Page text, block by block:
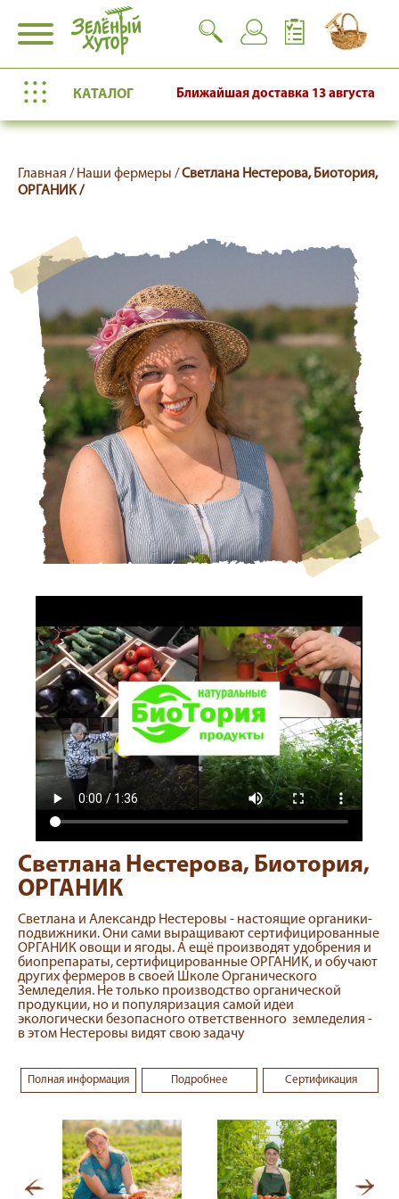
КАТАЛОГ Ближайшая доставка 13 августа
Главная / Наши фермеры /Светлана Нестерова, Биотория,
ОРГАНИК /
Светлана Нестерова, Биотория,
ОРГАНИК
Светлана и Александр Нестеровы - настоящие органики-
подвижники. Они сами выращивают сертифицированные
ОРГАНИК овощи и ягоды. А ещё производят удобрения и
биопрепараты, сертифицированные ОРГАНИК, и обучают
других фермеров в своей Школе Органического
Земледелия. Не только производство органической
продукции, но и популяризация самой идеи
экологически безопасного ответственного земледелия -
в этом Нестеровы видят свою задачу
Полная информация Подробнее Сертификация